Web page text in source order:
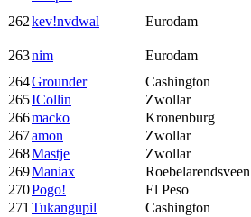
262kev!nvdwal Eurodam
263nim Eurodam
264Grounder Cashington
265ICollin Zwollar
266macko Kronenburg
267amon Zwollar
268Mastje Zwollar
269Maniax Roebelarendsveen
270Pogo! El Peso
271Tukangupil Cashington